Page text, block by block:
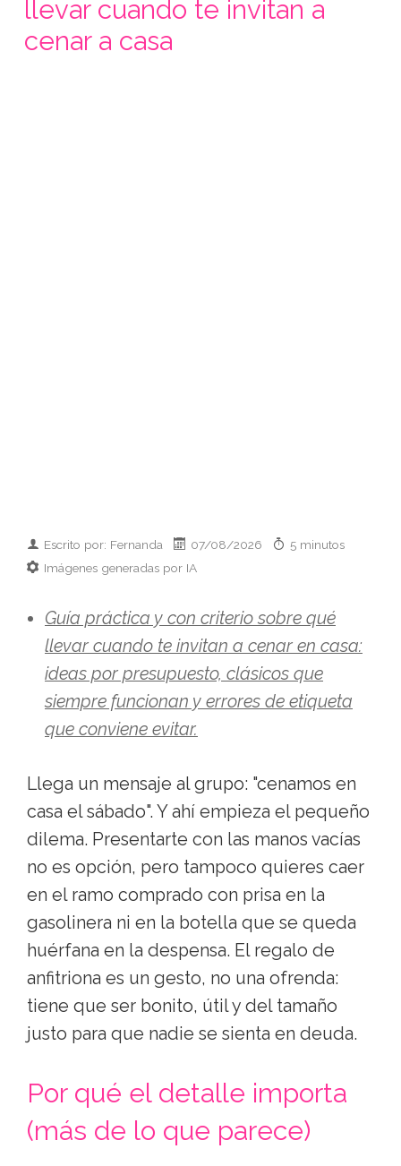
llevar cuando te invitan a
cenar a casa
Escrito por: Fernanda 07/08/2026
5 minutos
Imágenes generadas por IA
Guía práctica y con criterio sobre qué
llevar cuando te invitan a cenar en casa:
ideas por presupuesto, clásicos que
siempre funcionan y errores de etiqueta
que conviene evitar.
Llega un mensaje al grupo: "cenamos en
casa el sábado". Y ahí empieza el pequeño
dilema. Presentarte con las manos vacías
no es opción, pero tampoco quieres caer
en el ramo comprado con prisa en la
gasolinera ni en la botella que se queda
huérfana en la despensa. El regalo de
anfitriona es un gesto, no una ofrenda:
tiene que ser bonito, útil y del tamaño
justo para que nadie se sienta en deuda.
Por qué el detalle importa
(más de lo que parece)